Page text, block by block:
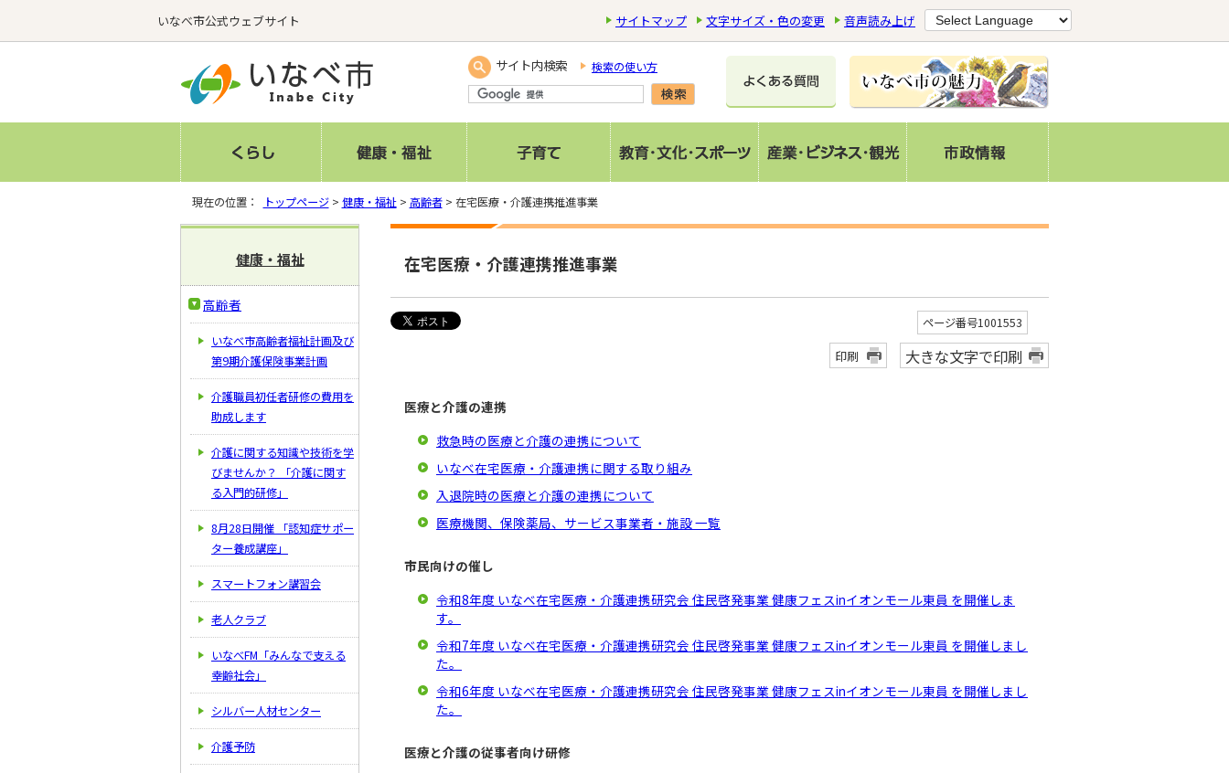
いなべ市公式ウェブサイト サイトマップ 文字サイズ・色の変更 音声読み上げ
サイト内検索 検索の使い方
現在の位置： トップページ> 健康・福祉> 高齢者> 在宅医療・介護連携推進事業
在宅医療・介護連携推進事業
ページ番号1001553
印刷 大きな文字で印刷
医療と介護の連携
救急時の医療と介護の連携について
いなべ在宅医療・介護連携に関する取り組み
入退院時の医療と介護の連携について
医療機関、保険薬局、サービス事業者・施設 一覧
市民向けの催し
令和8年度 いなべ在宅医療・介護連携研究会 住民啓発事業 健康フェスinイオンモール東員 を開催しま
す。
令和7年度 いなべ在宅医療・介護連携研究会 住民啓発事業 健康フェスinイオンモール東員 を開催しまし
た。
令和6年度 いなべ在宅医療・介護連携研究会 住民啓発事業 健康フェスinイオンモール東員 を開催しまし
た。
医療と介護の従事者向け研修
健康・福祉
高齢者
いなべ市高齢者福祉計画及び
第9期介護保険事業計画
介護職員初任者研修の費用を
助成します
介護に関する知識や技術を学
びませんか？ 「介護に関す
る入門的研修」
8月28日開催 「認知症サポー
ター養成講座」
スマートフォン講習会
老人クラブ
いなべFM「みんなで支える
幸齢社会」
シルバー人材センター
介護予防